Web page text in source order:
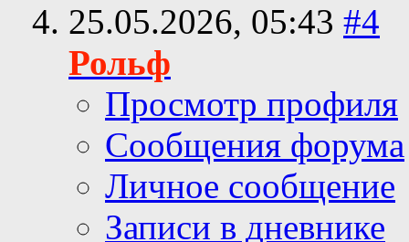
25.05.2026, 05:43 #4
Рольф
Просмотр профиля
Сообщения форума
Личное сообщение
Записи в дневнике